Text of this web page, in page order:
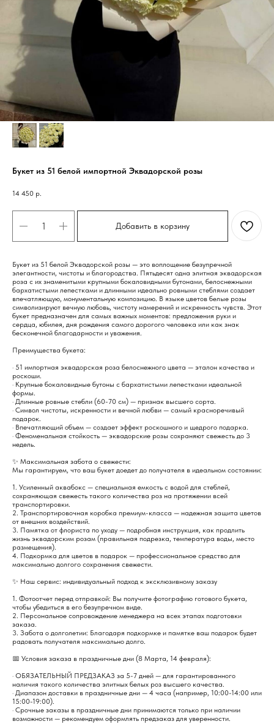
Букет из 51 белой импортной Эквадорской розы
14 450 р.
Добавить в корзину
Букет из 51 белой Эквадорской розы — это воплощение безупречной
элегантности, чистоты и благородства. Пятьдесят одна элитная эквадорская
роза с их знаменитыми крупными бокаловидными бутонами, белоснежными
бархатистыми лепестками и длинными идеально ровными стеблями создает
впечатляющую, монументальную композицию. В языке цветов белые розы
символизируют вечную любовь, чистоту намерений и искренность чувств. Этот
букет предназначен для самых важных моментов: предложения руки и
сердца, юбилея, дня рождения самого дорогого человека или как знак
бесконечной благодарности и уважения.
Преимущества букета:
· 51 импортная эквадорская роза белоснежного цвета — эталон качества и
роскоши.
· Крупные бокаловидные бутоны с бархатистыми лепестками идеальной
формы.
· Длинные ровные стебли (60-70 см) — признак высшего сорта.
· Символ чистоты, искренности и вечной любви — самый красноречивый
подарок.
· Впечатляющий объем — создает эффект роскошного и щедрого подарка.
· Феноменальная стойкость — эквадорские розы сохраняют свежесть до 3
недель.
✨ Максимальная забота о свежести:
Мы гарантируем, что ваш букет доедет до получателя в идеальном состоянии:
1. Усиленный аквабокс — специальная емкость с водой для стеблей,
сохраняющая свежесть такого количества роз на протяжении всей
транспортировки.
2. Транспортировочная коробка премиум-класса — надежная защита цветов
от внешних воздействий.
3. Памятка от флориста по уходу — подробная инструкция, как продлить
жизнь эквадорским розам (правильная подрезка, температура воды, место
размещения).
4. Подкормка для цветов в подарок — профессиональное средство для
максимально долгого сохранения свежести.
✨ Наш сервис: индивидуальный подход к эксклюзивному заказу
1. Фотоотчет перед отправкой: Вы получите фотографию готового букета,
чтобы убедиться в его безупречном виде.
2. Персональное сопровождение менеджера на всех этапах подготовки
заказа.
3. Забота о долголетии: Благодаря подкормке и памятке ваш подарок будет
радовать получателя максимально долго.
📅 Условия заказа в праздничные дни (8 Марта, 14 февраля):
· ОБЯЗАТЕЛЬНЫЙ ПРЕДЗАКАЗ за 5-7 дней — для гарантированного
наличия такого количества элитных белых роз высшего качества.
· Диапазон доставки в праздничные дни — 4 часа (например, 10:00-14:00 или
15:00-19:00).
· Срочные заказы в праздничные дни принимаются только при наличии
возможности — рекомендуем оформлять предзаказ для уверенности.